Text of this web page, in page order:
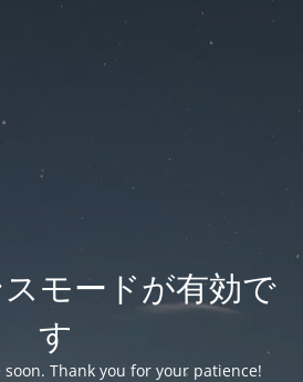
モードが有効で
す
Thank you for your patience!